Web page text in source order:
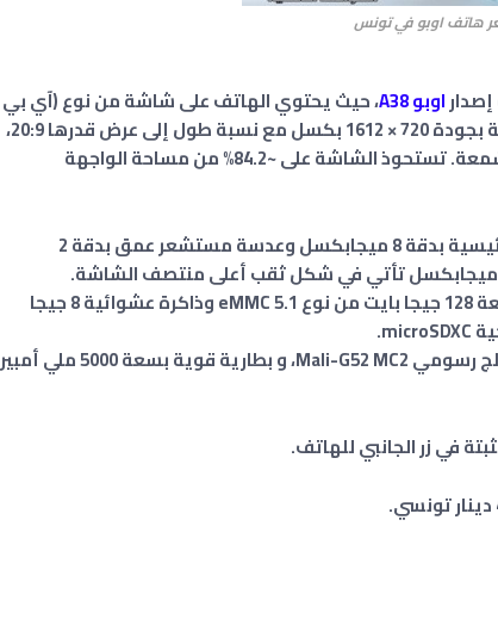
هاتف اوبو في تونس
اوبو A38
، حيث يحتوي الهاتف على شاشة من نوع (آي بي
إس إل سي دي) IPS LCD كبيرة بعرض 6.56 بوصة بجودة 720 × 1612 بكسل مع نسبة طول إلى عرض قدرها 20:9،
بالإضافة إلى مستوى سطوع أقصى قدره 720 شمعة. تستحوذ الشاشة على ~84.2% من مساحة الواجهة
يتضمن كاميرا خلفية مُزدوِجة العدسة، تأتي الرئيسية بدقة 8 ميجابكسل وعدسة مستشعر عمق بدقة 2
يأتي هاتف Oppo A18 بذاكرة تخزين داخلية بسعة 128 جيجا بايت من نوع eMMC 5.1 وذاكرة عشوائية 8 جيجا
يستخدم معالج ميدياتك Helio G85 مقترناً بمعالج رسومي Mali-G52 MC2، و بطارية قوية بسعة 5000 ملي أمبير
في زر الجانبي للهاتف.